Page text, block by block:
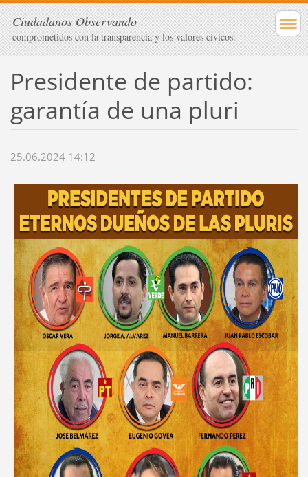
Ciudadanos Observando
comprometidos con la transparencia y los valores cívicos.
Presidente de partido:
garantía de una pluri
25.06.2024 14:12